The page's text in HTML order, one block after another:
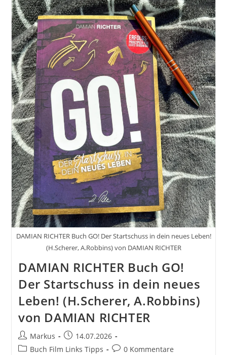
DAMIAN RICHTER Buch GO! Der Startschuss in dein neues Leben!
(H.Scherer, A.Robbins) von DAMIAN RICHTER
DAMIAN RICHTER Buch GO!
Der Startschuss in dein neues
Leben! (H.Scherer, A.Robbins)
von DAMIAN RICHTER
Beitrags-
Autor:
Markus
Beitrag
veröffentlicht:
14.07.2026
Beitrags-
Buch Film Links Tipps
Beitrags-
0 Kommentare